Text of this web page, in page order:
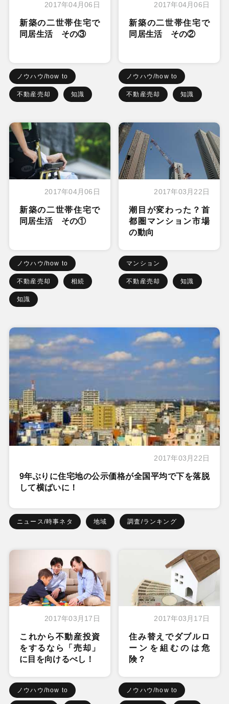
2017年04月06日
新築の二世帯住宅で
同居生活 その③
ノウハウ/how to
不動産売却 知識
2017年04月06日
新築の二世帯住宅で
同居生活 その②
ノウハウ/how to
不動産売却 知識
2017年04月06日
新築の二世帯住宅で
同居生活 その①
ノウハウ/how to
不動産売却 相続
知識
2017年03月22日
潮目が変わった？首
都圏マンション市場
の動向
マンション
不動産売却 知識
2017年03月22日
9年ぶりに住宅地の公示価格が全国平均で下を落脱
して横ばいに！
ニュース/時事ネタ 地域 調査/ランキング
2017年03月17日
これから不動産投資
をするなら「売却」
に目を向けるべし！
ノウハウ/how to
2017年03月17日
住み替えでダブルロ
ーンを組むのは危
険？
ノウハウ/how to